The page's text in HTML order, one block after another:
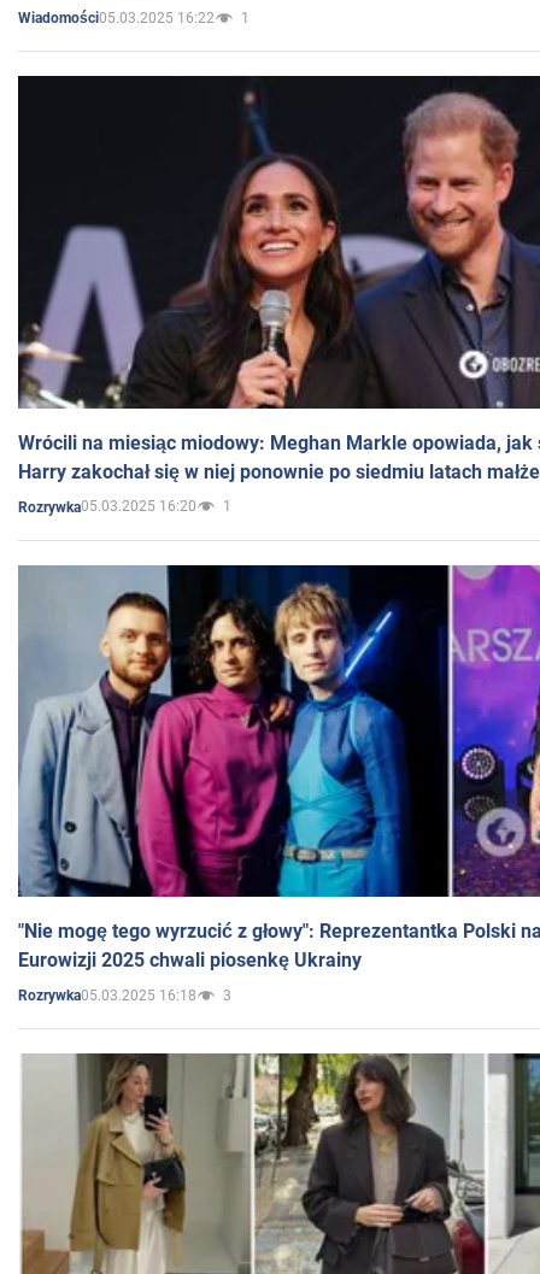
Wiadomości05.03.2025 16:22 1
Wrócili na miesiąc miodowy: Meghan Markle opowiada, jak
Harry zakochał się w niej ponownie po siedmiu latach
Rozrywka05.03.2025 16:20 1
"Nie mogę tego wyrzucić z głowy": Reprezentantka Polski
Eurowizji 2025 chwali piosenkę Ukrainy
Rozrywka05.03.2025 16:18 3